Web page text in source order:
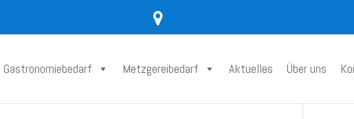
Gastronomiebedarf Metzgereibedarf Aktuelles Über uns